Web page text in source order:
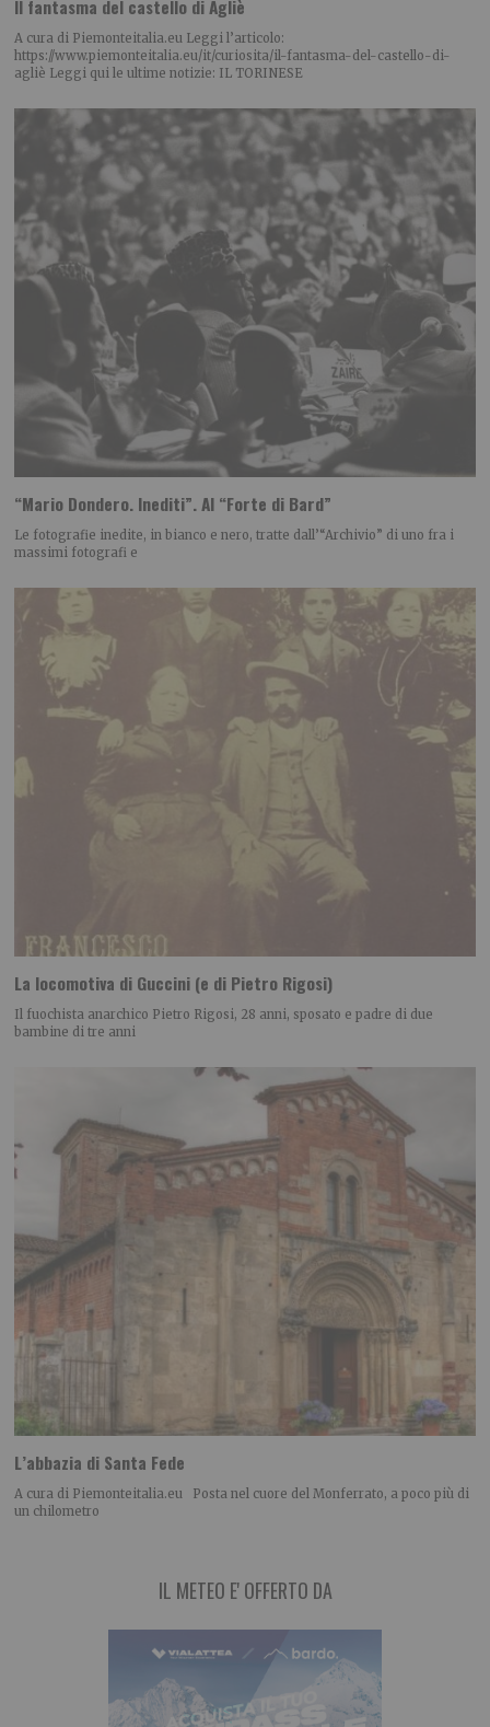
Il fantasma del castello di Agliè
A cura di Piemonteitalia.eu Leggi l’articolo:
https://www.piemonteitalia.eu/it/curiosita/il-fantasma-del-castello-di-
agliè Leggi qui le ultime notizie: IL TORINESE
“Mario Dondero. Inediti”. Al “Forte di Bard”
Le fotografie inedite, in bianco e nero, tratte dall’“Archivio” di uno fra i
massimi fotografi e
La locomotiva di Guccini (e di Pietro Rigosi)
Il fuochista anarchico Pietro Rigosi, 28 anni, sposato e padre di due
bambine di tre anni
L’abbazia di Santa Fede
A cura di Piemonteitalia.eu Posta nel cuore del Monferrato, a poco più di
un chilometro
IL METEO E' OFFERTO DA